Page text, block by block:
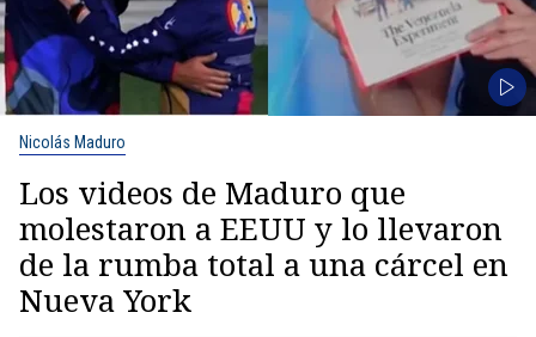
Nicolás Maduro
Los videos de Maduro que
molestaron a EEUU y lo llevaron
de la rumba total a una cárcel en
Nueva York